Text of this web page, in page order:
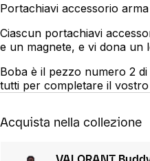
Portachiavi accessorio
Ciascun portachiavi
e un magnete, e vi dona un
Boba è il pezzo numero 2
tutti per completare il
Acquista nella collezione